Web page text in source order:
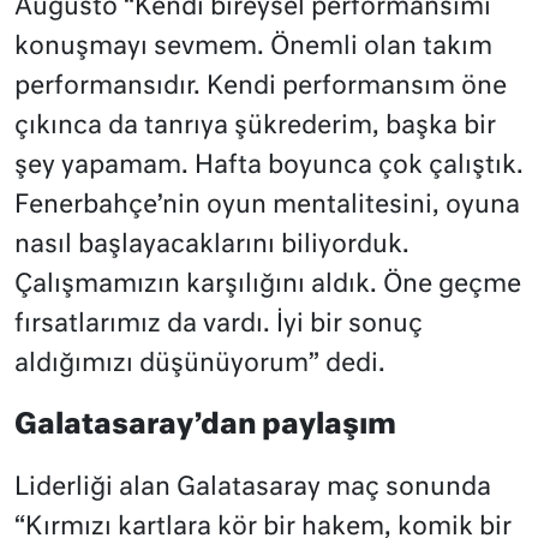
Augusto “Kendi bireysel performansımı
konuşmayı sevmem. Önemli olan takım
performansıdır. Kendi performansım öne
çıkınca da tanrıya şükrederim, başka bir
şey yapamam. Hafta boyunca çok çalıştık.
Fenerbahçe’nin oyun mentalitesini, oyuna
nasıl başlayacaklarını biliyorduk.
Çalışmamızın karşılığını aldık. Öne geçme
fırsatlarımız da vardı. İyi bir sonuç
aldığımızı düşünüyorum” dedi.
Galatasaray’dan paylaşım
Liderliği alan Galatasaray maç sonunda
“Kırmızı kartlara kör bir hakem, komik bir